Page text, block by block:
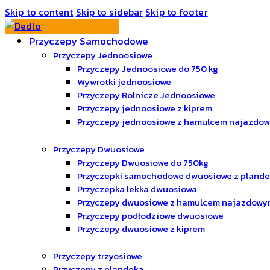
Skip to content Skip to sidebar Skip to footer
Przyczepy Samochodowe
Przyczepy Jednoosiowe
Przyczepy Jednoosiowe do 750 kg
Wywrotki jednoosiowe
Przyczepy Rolnicze Jednoosiowe
Przyczepy jednoosiowe z kiprem
Przyczepy jednoosiowe z hamulcem
Przyczepy Dwuosiowe
Przyczepy Dwuosiowe do 750kg
Przyczepki samochodowe dwuosiowe z
Przyczepka lekka dwuosiowa
Przyczepy dwuosiowe z hamulcem
Przyczepy podłodziowe dwuosiowe
Przyczepy dwuosiowe z kiprem
Przyczepy trzyosiowe